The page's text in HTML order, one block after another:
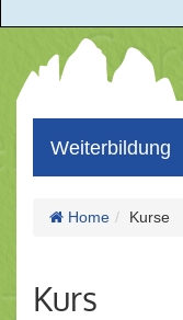
Weiterbildung
Home Kurse
Kurs